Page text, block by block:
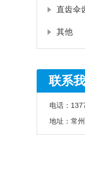
直齿伞
其他
联系
电话：
地址： 常